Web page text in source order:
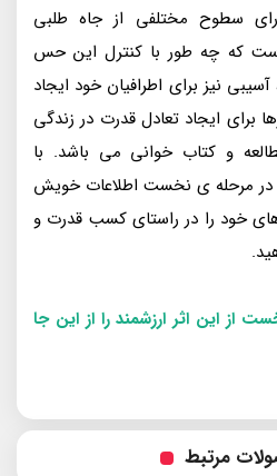
سطوح مختلفی از جاه طلبی
که چه طور با کنترل این حس
نیز برای اطرافیان خود ایجاد
برای ایجاد تعادل قدرت در زندگی
و کتاب خوانی می باشد. با
در مرحله ی نخست اطلاعات خویش
خود را در راستای کسب قدرت و
ی نخست از این اثر ارزشمند را از این جا
مرتبط